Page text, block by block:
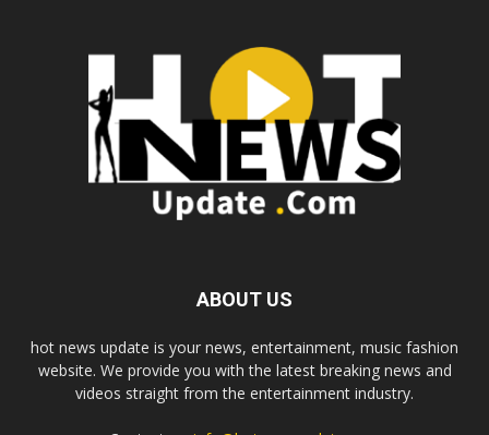
ABOUT US
hot news update is your news, entertainment, music fashion
website. We provide you with the latest breaking news and
videos straight from the entertainment industry.